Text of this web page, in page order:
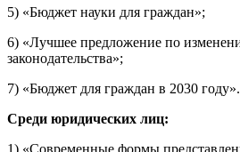
5) «Бюджет науки для граждан»;
6) «Лучшее предложение по
законодательства»;
7) «Бюджет для граждан в 2030 году».
Среди юридических лиц:
1) «Современные формы